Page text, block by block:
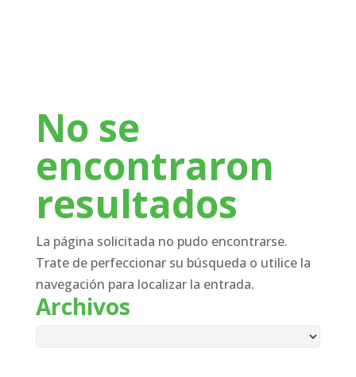
No se
encontraron
resultados
La página solicitada no pudo encontrarse.
Trate de perfeccionar su búsqueda o utilice la
navegación para localizar la entrada.
Archivos